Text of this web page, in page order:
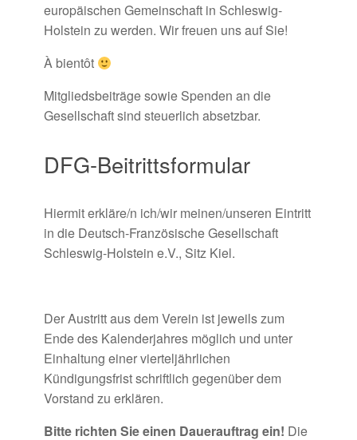
europäischen Gemeinschaft in Schleswig-
Holstein zu werden. Wir freuen uns auf Sie!
À bientôt
Mitgliedsbeiträge sowie Spenden an die
Gesellschaft sind steuerlich absetzbar.
DFG-Beitrittsformular
Hiermit erkläre/n ich/wir meinen/unseren Eintritt
in die Deutsch-Französische Gesellschaft
Schleswig-Holstein e.V., Sitz Kiel.
Der Austritt aus dem Verein ist jeweils zum
Ende des Kalenderjahres möglich und unter
Einhaltung einer vierteljährlichen
Kündigungsfrist schriftlich gegenüber dem
Vorstand zu erklären.
Bitte richten Sie einen Dauerauftrag ein! Die